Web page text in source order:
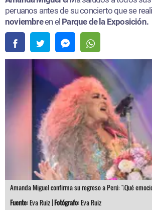
peruanos antes de su concierto que se
noviembreen el Parque de la Exposición.
Amanda Miguel confirma su regreso a Perú: "¡Qué
Fuente:Eva Ruiz |Fotógrafo:Eva Ruiz